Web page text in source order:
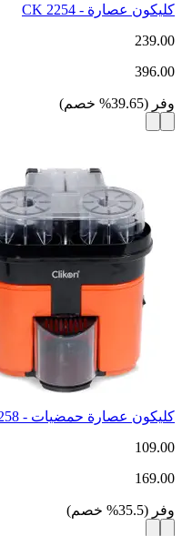
كليكون عصارة - CK 2254
239.00
396.00
وفر (
39.65
% خصم)
كليكون عصارة حمضيات - CK 2258
109.00
169.00
وفر (
35.5
% خصم)